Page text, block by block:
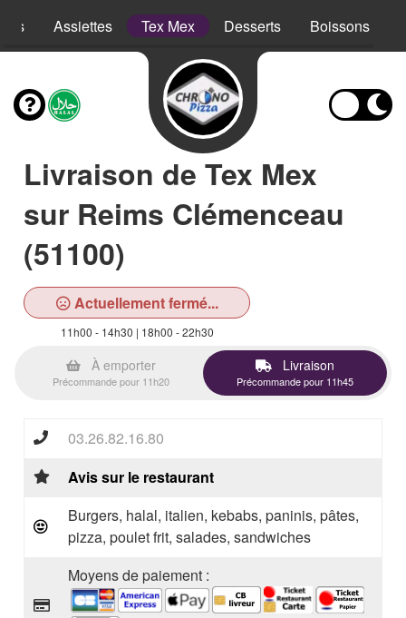
Assiettes Tex Mex Desserts Boissons
Livraison de Tex Mex
sur Reims Clémenceau
(51100)
Actuellement fermé...
11h00 - 14h30 | 18h00 - 22h30
À emporter
Précommande pour 11h20
Livraison
Précommande pour 11h45
03.26.82.16.80
Avis sur le restaurant
Burgers, halal, italien, kebabs, paninis, pâtes,
pizza, poulet frit, salades, sandwiches
Moyens de paiement :